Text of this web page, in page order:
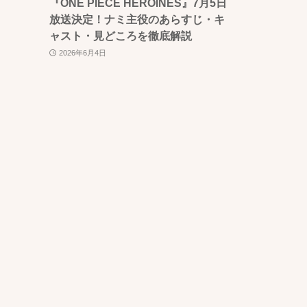
『ONE PIECE HEROINES』7月5日
放送決定！ナミ主役のあらすじ・キ
ャスト・見どころを徹底解説
2026年6月4日